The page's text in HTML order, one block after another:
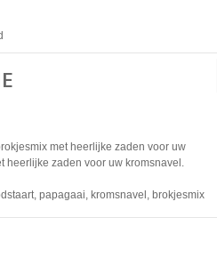
met heerlijke zaden voor uw
heerlijke zaden voor uw kromsnavel.
papagaai, kromsnavel, brokjesmix